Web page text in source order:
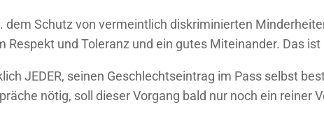
dem Schutz von vermeintlich diskriminierten
Respekt und Toleranz und ein gutes Miteinander. Das
JEDER, seinen Geschlechtseintrag im Pass selbst
nötig, soll dieser Vorgang bald nur noch ein reiner